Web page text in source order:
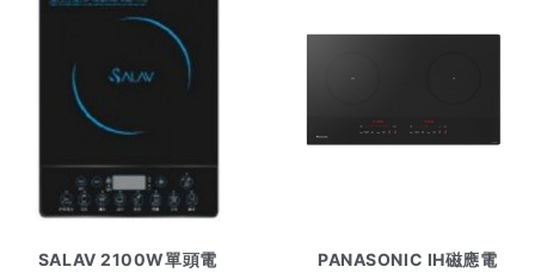
SALAV 2100W單頭電
PANASONIC IH磁應電